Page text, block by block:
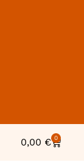
0,00 € 0